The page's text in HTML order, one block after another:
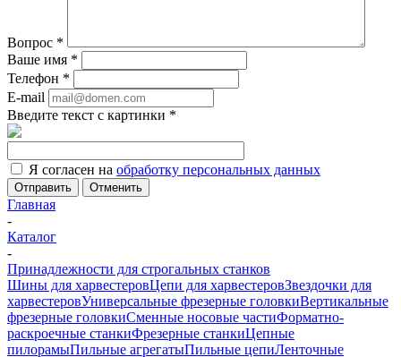
Вопрос *
Ваше имя *
Телефон *
E-mail
Введите текст с картинки *
Я согласен на обработку персональных данных
Отменить
Главная
-
Каталог
-
Принадлежности для строгальных станков
Шины для харвестеровЦепи для харвестеровЗвездочки для
харвестеровУниверсальные фрезерные головкиВертикальные
фрезерные головкиСменные носовые частиФорматно-
раскроечные станкиФрезерные станкиЦепные
пилорамыПильные агрегатыПильные цепиЛенточные